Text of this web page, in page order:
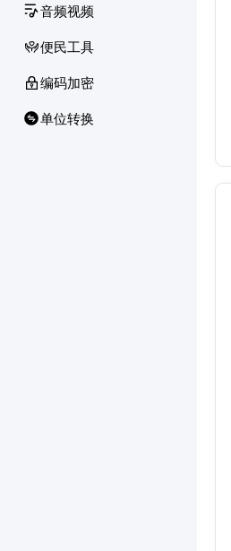
音频视频
便民工具
编码加密
单位转换